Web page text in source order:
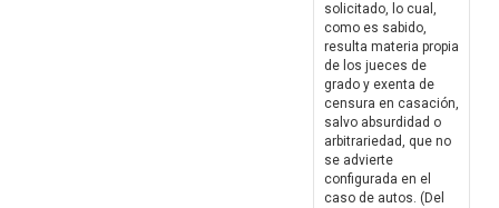
solicitado, lo cual,
como es sabido,
resulta materia propia
de los jueces de
grado y exenta de
censura en casación,
salvo absurdidad o
arbitrariedad, que no
se advierte
configurada en el
caso de autos. (Del